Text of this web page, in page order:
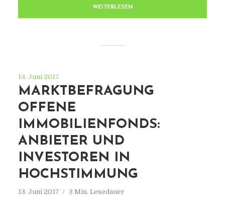
WEITERLESEN
13. Juni 2017
MARKTBEFRAGUNG
OFFENE
IMMOBILIENFONDS:
ANBIETER UND
INVESTOREN IN
HOCHSTIMMUNG
13. Juni 2017 3 Min. Lesedauer